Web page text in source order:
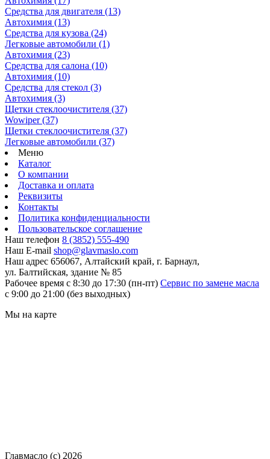
Средства для двигателя (13)
Автохимия (13)
Средства для кузова (24)
Легковые автомобили (1)
Автохимия (23)
Средства для салона (10)
Автохимия (10)
Средства для стекол (3)
Автохимия (3)
Щетки стеклоочистителя (37)
Wowiper(37)
Щетки стеклоочистителя (37)
Легковые автомобили (37)
Меню
Каталог
О компании
Доставка и оплата
Реквизиты
Контакты
Политика конфиденциальности
Пользовательское соглашение
Наш телефон 8 (3852) 555-490
Наш E-mail shop@glavmaslo.com
Наш адрес 656067, Алтайский край, г. Барнаул,
ул. Балтийская, здание № 85
Рабочее время с 8:30 до 17:30 (пн-пт) Сервис по замене масла
с 9:00 до 21:00 (без выходных)
Мы на карте
Главмасло (с) 2026